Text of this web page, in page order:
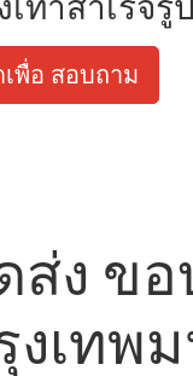
พื่อ สอบถาม
ส่ง ข
งเทพ